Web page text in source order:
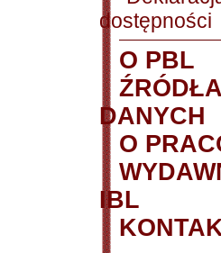
dostępności
O PBL
ŹRÓDŁA
DANYCH
O
IBL